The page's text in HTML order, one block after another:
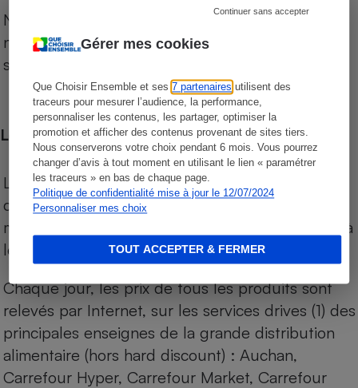
Gérer mes cookies
Que Choisir Ensemble et ses7 partenaires utilisent des
traceurs pour mesurer l’audience, la performance,
personnaliser les contenus, les partager, optimiser la
promotion et afficher des contenus provenant de sites tiers.
Nous conserverons votre choix pendant 6 mois. Vous pourrez
changer d’avis à tout moment en utilisant le lien « paramétrer
les traceurs » en bas de chaque page.
Politique de confidentialité mise à jour le 12/07/2024
Personnaliser mes choix
Continuer sans accepter
TOUT ACCEPTER & FERMER
Notre comparateur de supermarchés propose le
niveau de prix des supermarchés, géolocalisés
sur le territoire français.
Les comparaisons de prix
Les comparaisons sont réalisées sur l’ensemble
des produits des magasins. Les produits de
marques de distributeurs (MDD) sont comparés à
leurs équivalents chez leurs concurrents.
Chaque jour, les prix de tous les produits sont
relevés par Internet, sur les services drives (1) des
principales enseignes de la grande distribution
alimentaire (hors hard discount) : Auchan,
Carrefour Hyper, Carrefour Market, Carrefour